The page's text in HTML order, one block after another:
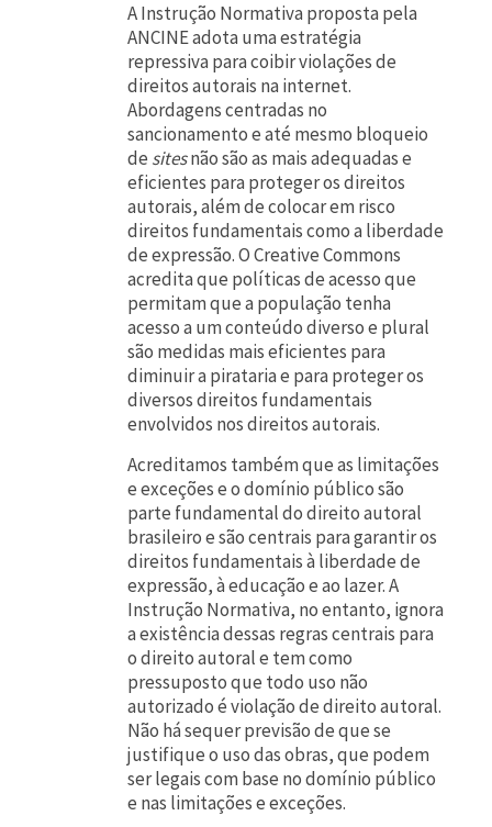
A Instrução Normativa proposta pela
ANCINE adota uma estratégia
repressiva para coibir violações de
direitos autorais na internet.
Abordagens centradas no
sancionamento e até mesmo bloqueio
de sitesnão são as mais adequadas e
eficientes para proteger os direitos
autorais, além de colocar em risco
direitos fundamentais como a liberdade
de expressão. O Creative Commons
acredita que políticas de acesso que
permitam que a população tenha
acesso a um conteúdo diverso e plural
são medidas mais eficientes para
diminuir a pirataria e para proteger os
diversos direitos fundamentais
envolvidos nos direitos autorais.
Acreditamos também que as limitações
e exceções e o domínio público são
parte fundamental do direito autoral
brasileiro e são centrais para garantir os
direitos fundamentais à liberdade de
expressão, à educação e ao lazer. A
Instrução Normativa, no entanto, ignora
a existência dessas regras centrais para
o direito autoral e tem como
pressuposto que todo uso não
autorizado é violação de direito autoral.
Não há sequer previsão de que se
justifique o uso das obras, que podem
ser legais com base no domínio público
e nas limitações e exceções.